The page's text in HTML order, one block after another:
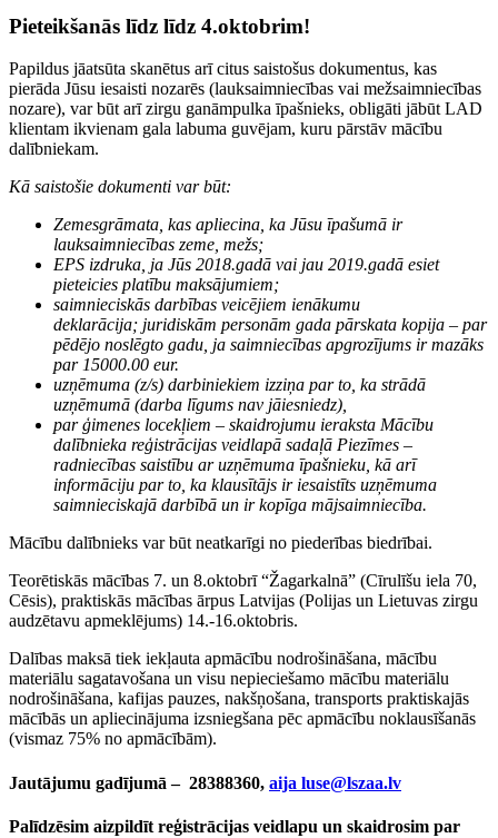
Pieteikšanās līdz līdz 4.oktobrim!
Papildus jāatsūta skanētus arī citus saistošus dokumentus, kas
pierāda Jūsu iesaisti nozarēs (lauksaimniecības vai mežsaimniecības
nozare), var būt arī zirgu ganāmpulka īpašnieks, obligāti jābūt LAD
klientam ikvienam gala labuma guvējam, kuru pārstāv mācību
dalībniekam.
Kā saistošie dokumenti var būt:
Zemesgrāmata, kas apliecina, ka Jūsu īpašumā ir
lauksaimniecības zeme, mežs;
EPS izdruka, ja Jūs 2018.gadā vai jau 2019.gadā esiet
pieteicies platību maksājumiem;
saimnieciskās darbības veicējiem ienākumu
deklarācija; juridiskām personām gada pārskata kopija – par
pēdējo noslēgto gadu, ja saimniecības apgrozījums ir mazāks
par 15000.00 eur.
uzņēmuma (z/s) darbiniekiem izziņa par to, ka strādā
uzņēmumā (darba līgums nav jāiesniedz),
par ģimenes locekļiem – skaidrojumu ieraksta Mācību
dalībnieka reģistrācijas veidlapā sadaļā Piezīmes –
radniecības saistību ar uzņēmuma īpašnieku, kā arī
informāciju par to, ka klausītājs ir iesaistīts uzņēmuma
saimnieciskajā darbībā un ir kopīga mājsaimniecība.
Mācību dalībnieks var būt neatkarīgi no piederības biedrībai.
Teorētiskās mācības 7. un 8.oktobrī “Žagarkalnā” (Cīrulīšu iela 70,
Cēsis), praktiskās mācības ārpus Latvijas (Polijas un Lietuvas zirgu
audzētavu apmeklējums) 14.-16.oktobris.
Dalības maksā tiek iekļauta apmācību nodrošināšana, mācību
materiālu sagatavošana un visu nepieciešamo mācību materiālu
nodrošināšana, kafijas pauzes, nakšņošana, transports praktiskajās
mācībās un apliecinājuma izsniegšana pēc apmācību noklausīšanās
(vismaz 75% no apmācībām).
Jautājumu gadījumā – 28388360, aija luse@lszaa.lv
Palīdzēsim aizpildīt reģistrācijas veidlapu un skaidrosim par